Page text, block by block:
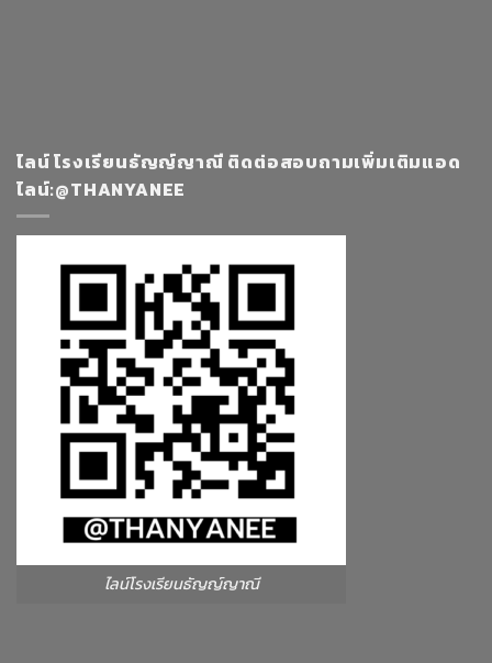
ไลน์ โรงเรียนธัญญ์ญาณี ติดต่อสอบถามเพิ่มเติมแอด
ไลน์:@THANYANEE
ไลน์โรงเรียนธัญญ์ญาณี